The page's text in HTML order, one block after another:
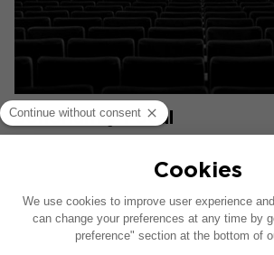
Sonorium y Focal
escucha de discos y encuentros con
poniendo a su disposición sus
fidelidad.